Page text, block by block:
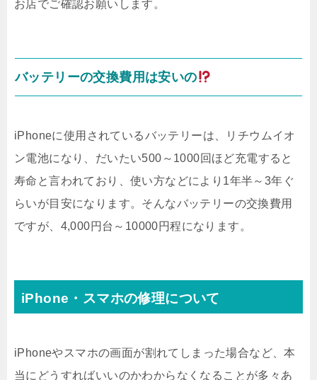
お店でご確認お願いします。
バッテリーの交換費用は安いの
iPhoneに使用されているバッテリーは、リチウムイオ
ン電池になり、だいたい500～1000回ほど充電すると
寿命と言われており、使い方などにより1年半～3年ぐ
らいが目安になります。そんなバッテリーの交換費用
ですが、4,000円台～10000円程になります。
iPhone・スマホの修理について
iPhoneやスマホの画面が割れてしまった場合など、本
当にどうすればいいのかわからなくなることが多々あ